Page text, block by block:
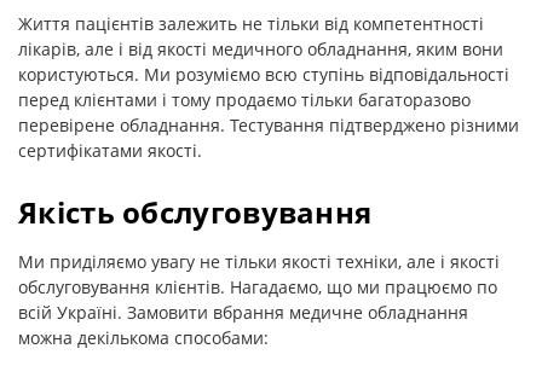
Життя пацієнтів залежить не тільки від компетентності
лікарів, але і від якості медичного обладнання, яким вони
користуються. Ми розуміємо всю ступінь відповідальності
перед клієнтами і тому продаємо тільки багаторазово
перевірене обладнання. Тестування підтверджено різними
сертифікатами якості.
Якість обслуговування
Ми приділяємо увагу не тільки якості техніки, але і якості
обслуговування клієнтів. Нагадаємо, що ми працюємо по
всій Україні. Замовити вбрання медичне обладнання
можна декількома способами: